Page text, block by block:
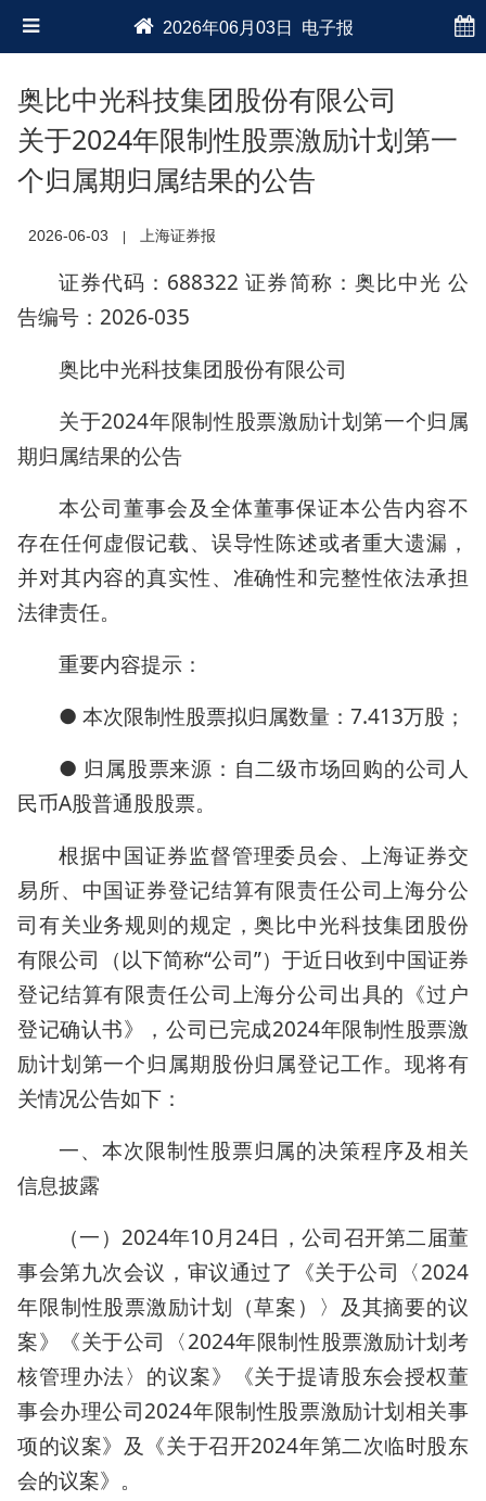
2026年06月03日 电子报
奥比中光科技集团股份有限公司
关于2024年限制性股票激励计划第一
个归属期归属结果的公告
2026-06-03 上海证券报
证券代码：688322 证券简称：奥比中光 公
告编号：2026-035
奥比中光科技集团股份有限公司
关于2024年限制性股票激励计划第一个归属
期归属结果的公告
本公司董事会及全体董事保证本公告内容不
存在任何虚假记载、误导性陈述或者重大遗漏，
并对其内容的真实性、准确性和完整性依法承担
法律责任。
重要内容提示：
● 本次限制性股票拟归属数量：7.413万股；
● 归属股票来源：自二级市场回购的公司人
民币A股普通股股票。
根据中国证券监督管理委员会、上海证券交
易所、中国证券登记结算有限责任公司上海分公
司有关业务规则的规定，奥比中光科技集团股份
有限公司（以下简称“公司”）于近日收到中国证券
登记结算有限责任公司上海分公司出具的《过户
登记确认书》，公司已完成2024年限制性股票激
励计划第一个归属期股份归属登记工作。现将有
关情况公告如下：
一、本次限制性股票归属的决策程序及相关
信息披露
（一）2024年10月24日，公司召开第二届董
事会第九次会议，审议通过了《关于公司〈2024
年限制性股票激励计划（草案）〉及其摘要的议
案》《关于公司〈2024年限制性股票激励计划考
核管理办法〉的议案》《关于提请股东会授权董
事会办理公司2024年限制性股票激励计划相关事
项的议案》及《关于召开2024年第二次临时股东
会的议案》。